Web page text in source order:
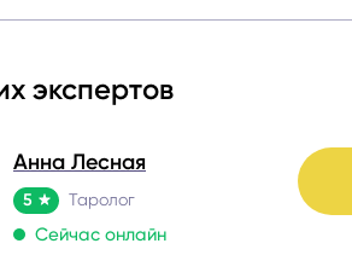
экспертов
Анна Лесная
5 Таролог
Сейчас онлайн